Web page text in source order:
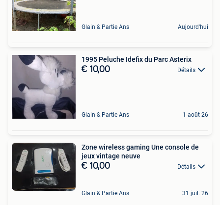
Glain & Partie Ans Aujourd'hui
1995 Peluche Idefix du Parc Asterix
€ 10,00 Détails
Glain & Partie Ans 1 août 26
Zone wireless gaming Une console de
jeux vintage neuve
€ 10,00 Détails
Glain & Partie Ans 31 juil. 26